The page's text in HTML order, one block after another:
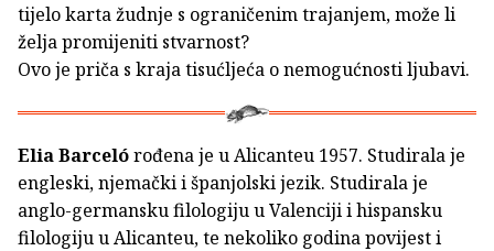
tijelo karta žudnje s ograničenim trajanjem, može li
želja promijeniti stvarnost?
Ovo je priča s kraja tisućljeća o nemogućnosti ljubavi.
Elia Barcelórođena je u Alicanteu 1957. Studirala je
engleski, njemački i španjolski jezik. Studirala je
anglo-germansku filologiju u Valenciji i hispansku
filologiju u Alicanteu, te nekoliko godina povijest i